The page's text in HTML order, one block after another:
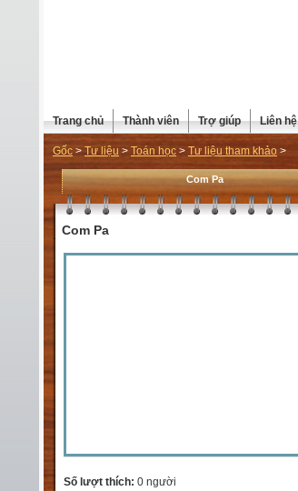
Trang chủ Thành viên Trợ giúp Liên hệ
Gốc > Tư liệu > Toán học > Tư liệu tham khảo >
Com Pa
Com Pa
Số lượt thích: 0 người